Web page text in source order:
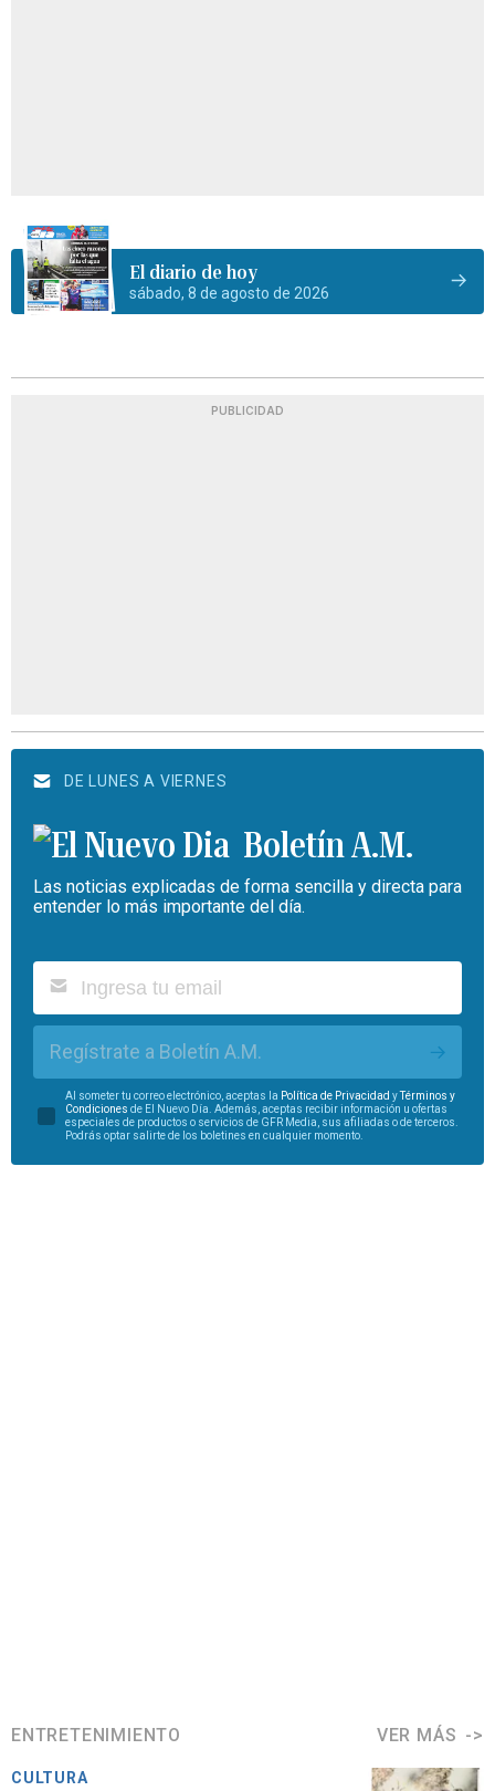
El diario de hoy
sábado, 8 de agosto de 2026
PUBLICIDAD
DE LUNES A VIERNES
Boletín A.M.
Las noticias explicadas de forma sencilla y directa para
entender lo más importante del día.
Regístrate a Boletín A.M.
Al someter tu correo electrónico, aceptas la Política de Privacidad y
Términos y
Condiciones de El Nuevo Día. Además, aceptas recibir información u ofertas
especiales de productos o servicios de GFR Media, sus afiliadas o de terceros.
Podrás optar salirte de los boletines en cualquier momento.
ENTRETENIMIENTO VER MÁS
CULTURA